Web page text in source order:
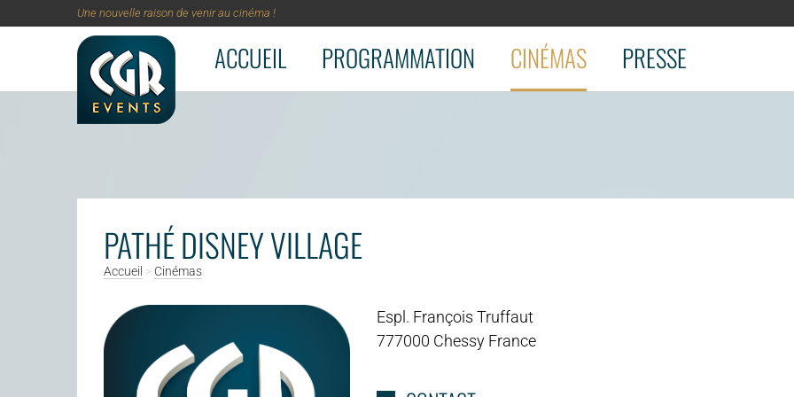
Aller au contenu principal
Une nouvelle raison de venir au cinéma !
ACCUEIL PROGRAMMATION CINÉMAS PRESSE
PATHÉ DISNEY VILLAGE
Accueil > Cinémas
Espl. François Truffaut
777000 Chessy France